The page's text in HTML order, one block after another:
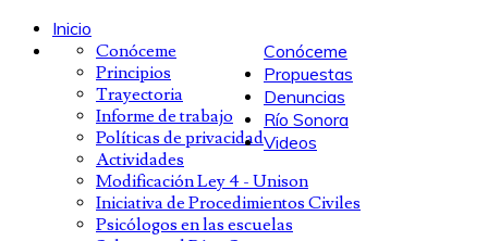
Inicio
Conóceme
Conóceme
Principios
Trayectoria
Informe de trabajo
Políticas de privacidad
Actividades
Propuestas
Modificación Ley 4 - Unison
Iniciativa de Procedimientos Civiles
Psicólogos en las escuelas
Denuncias
Río Sonora
Videos